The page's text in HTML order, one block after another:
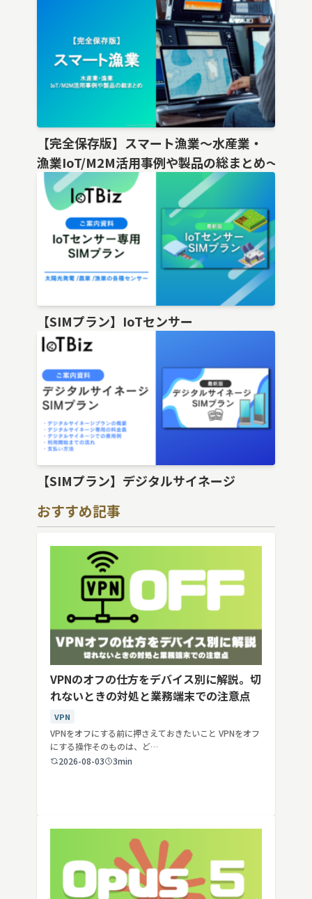
【完全保存版】スマート漁業〜水産業・
漁業IoT/M2M活用事例や製品の総まとめ〜
【SIMプラン】IoTセンサー
【SIMプラン】デジタルサイネージ
おすすめ記事
VPNのオフの仕方をデバイス別に解説。切
れないときの対処と業務端末での注意点
VPN
VPNをオフにする前に押さえておきたいこと VPNをオフ
にする操作そのものは、ど…
2026-08-03
3min